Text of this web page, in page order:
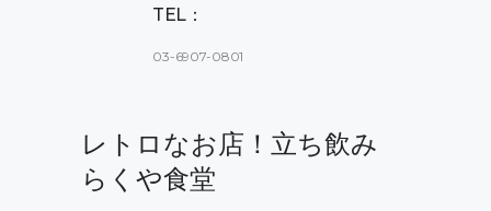
TEL：
03-6907-0801
レトロなお店！立ち飲み
らくや食堂